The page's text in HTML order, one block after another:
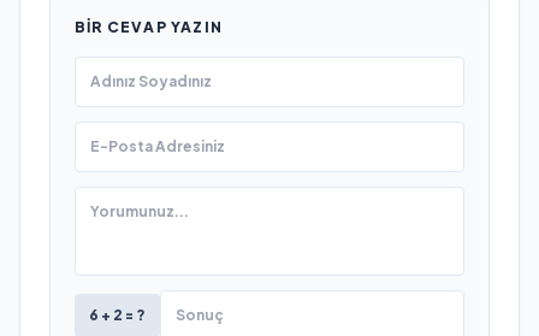
BIR CEVAP YAZIN
6 + 2 = ?